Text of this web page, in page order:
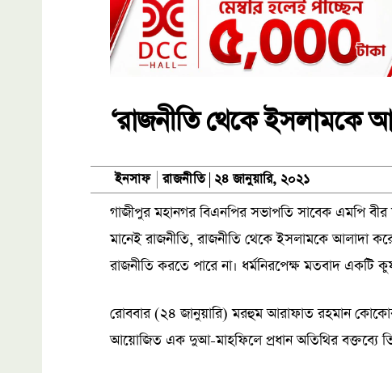
‘রাজনীতি থেকে ইসলামকে
ইনসাফ রাজনীতি ২৪ জানুয়ারি, ২০২১
গাজীপুর মহানগর বিএনপির সভাপতি সাবেক এমপি বীর
মানেই রাজনীতি, রাজনীতি থেকে ইসলামকে আলাদা
রাজনীতি করতে পারে না। ধর্মনিরপেক্ষ মতবাদ একটি
রোববার (২৪ জানুয়ারি) মরহুম আরাফাত রহমান কোকোর
আয়োজিত এক দুআ-মাহফিলে প্রধান অতিথির বক্তব্যে